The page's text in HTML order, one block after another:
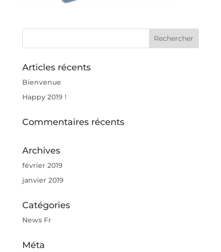
Articles récents
Bienvenue
Happy 2019 !
Commentaires récents
Archives
février 2019
janvier 2019
Catégories
News Fr
Méta